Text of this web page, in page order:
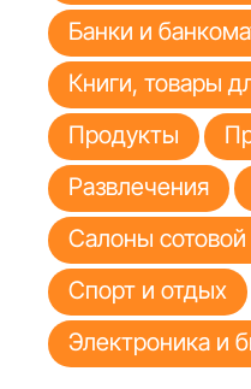
Банки и
Книги, товары
Продукты
Развлечения
Салоны сотовой
Спорт и отдых
Электроника и